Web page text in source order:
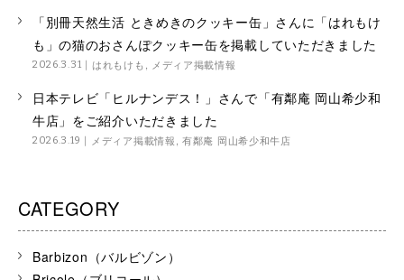
「別冊天然生活 ときめきのクッキー缶」さんに「はれもけ
も」の猫のおさんぽクッキー缶を掲載していただきました
2026.3.31 はれもけも , メディア掲載情報
日本テレビ「ヒルナンデス！」さんで「有鄰庵 岡山希少和
牛店」をご紹介いただきました
2026.3.19 メディア掲載情報,有鄰庵 岡山希少和牛店
CATEGORY
Barbizon（バルビゾン）